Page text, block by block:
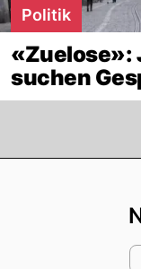
Politik
«Zuelose»:
suchen